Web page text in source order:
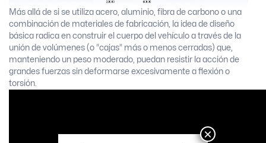
Más allá de si se utiliza acero, aluminio, fibra de carbono o una
combinación de materiales de fabricación, la idea de diseño
básica radica en construir el cuerpo del vehículo a través de la
unión de volúmenes (o “cajas” más o menos cerradas) que,
manteniendo un peso moderado, puedan resistir la acción de
grandes fuerzas sin deformarse excesivamente a flexión o
torsión.
×